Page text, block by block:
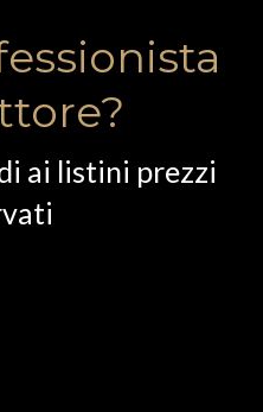
ai listini prezzi